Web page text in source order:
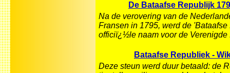
De Bataafse Republijk
Na de verovering van de
Fransen in 1795, werd de
officiï¿½le naam voor de Verenigde
Bataafse Republiek -
Deze steun werd duur betaald: de